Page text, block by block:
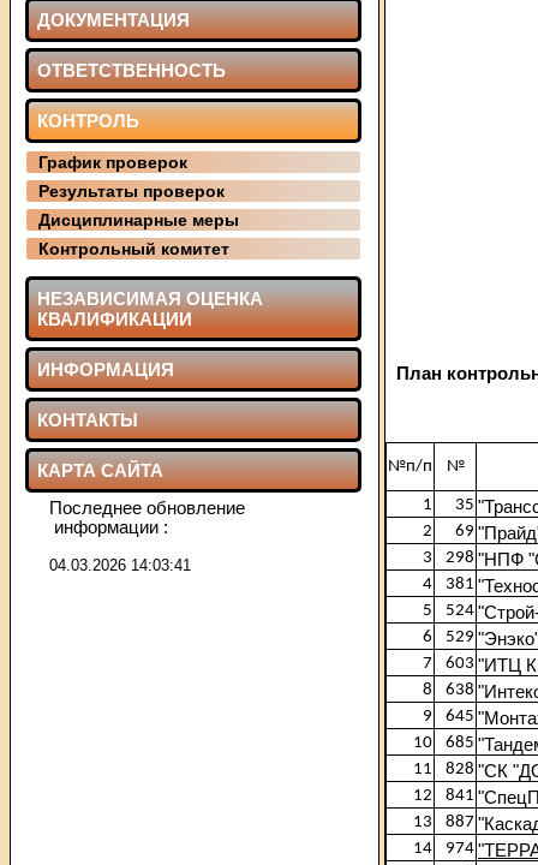
ДОКУМЕНТАЦИЯ
ОТВЕТСТВЕННОСТЬ
КОНТРОЛЬ
График проверок
Результаты проверок
Дисциплинарные меры
Контрольный комитет
НЕЗАВИСИМАЯ ОЦЕНКА
КВАЛИФИКАЦИИ
ИНФОРМАЦИЯ
КОНТАКТЫ
КАРТА САЙТА
Последнее обновление
информации :
04.03.2026 14:03:41
План
№п/п №
1 35
2 69
3 298 "НПФ
4 381
5 524
6 529
7 603 "ИТЦ
8 638
9 645
10 685
11 828 "СК
12 841
13 887
14 974